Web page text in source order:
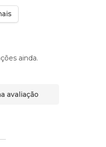
ainda.
avaliação